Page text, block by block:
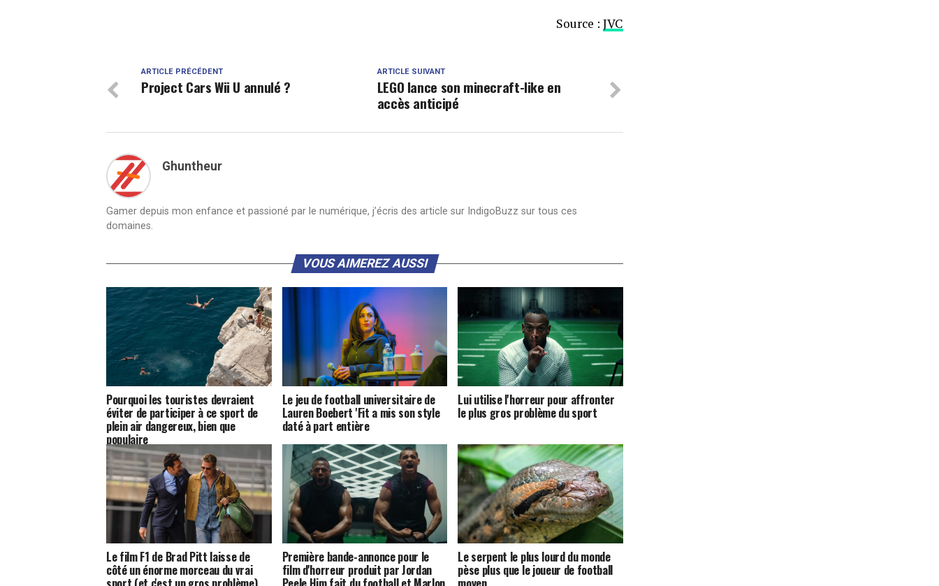
Source : JVC
ARTICLE SUIVANT
LEGO lance son minecraft-like en
accès anticipé
ARTICLE PRÉCÉDENT
Project Cars Wii U annulé ?
Ghuntheur
Gamer depuis mon enfance et passioné par le numérique, j’écris des article sur IndigoBuzz sur tous ces
domaines.
VOUS AIMEREZ AUSSI
Pourquoi les touristes devraient
éviter de participer à ce sport de
plein air dangereux, bien que
populaire
Le jeu de football universitaire de
Lauren Boebert 'Fit a mis son style
daté à part entière
Lui utilise l'horreur pour affronter
le plus gros problème du sport
Le film F1 de Brad Pitt laisse de
côté un énorme morceau du vrai
Première bande-annonce pour le
film d'horreur produit par Jordan
Le serpent le plus lourd du monde
pèse plus que le joueur de football